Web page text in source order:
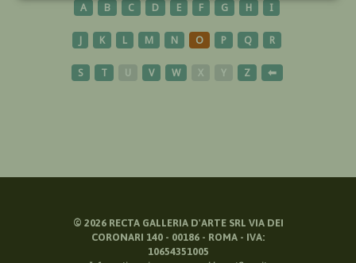
A B C D E F G H I
J K L M N O P Q R
S T U V W X Y Z ⬅
© 2026RECTA GALLERIA D'ARTE SRL VIA DEI
CORONARI 140 - 00186 - ROMA - IVA:
10654351005